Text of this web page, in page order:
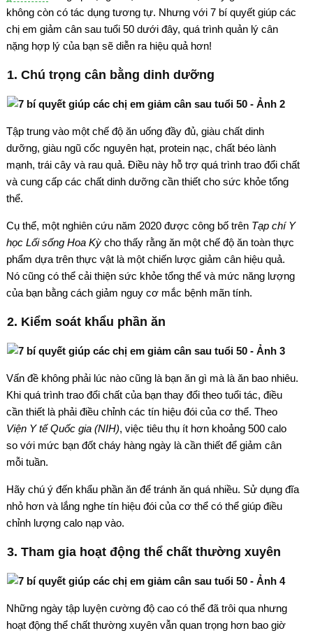
không còn có tác dụng tương tự. Nhưng với 7 bí quyết giúp các
chị em giảm cân sau tuổi 50 dưới đây, quá trình quản lý cân
nặng hợp lý của bạn sẽ diễn ra hiệu quả hơn!
1. Chú trọng cân bằng dinh dưỡng
Tập trung vào một chế độ ăn uống đầy đủ, giàu chất dinh
dưỡng, giàu ngũ cốc nguyên hạt, protein nạc, chất béo lành
mạnh, trái cây và rau quả. Điều này hỗ trợ quá trình trao đổi chất
và cung cấp các chất dinh dưỡng cần thiết cho sức khỏe tổng
thể.
Cụ thể, một nghiên cứu năm 2020 được công bố trên Tạp chí Y
học Lối sống Hoa Kỳ cho thấy rằng ăn một chế độ ăn toàn thực
phẩm dựa trên thực vật là một chiến lược giảm cân hiệu quả.
Nó cũng có thể cải thiện sức khỏe tổng thể và mức năng lượng
của bạn bằng cách giảm nguy cơ mắc bệnh mãn tính.
2. Kiểm soát khẩu phần ăn
Vấn đề không phải lúc nào cũng là bạn ăn gì mà là ăn bao nhiêu.
Khi quá trình trao đổi chất của bạn thay đổi theo tuổi tác, điều
cần thiết là phải điều chỉnh các tín hiệu đói của cơ thể. Theo
Viện Y tế Quốc gia (NIH), việc tiêu thụ ít hơn khoảng 500 calo
so với mức bạn đốt cháy hàng ngày là cần thiết để giảm cân
mỗi tuần.
Hãy chú ý đến khẩu phần ăn để tránh ăn quá nhiều. Sử dụng đĩa
nhỏ hơn và lắng nghe tín hiệu đói của cơ thể có thể giúp điều
chỉnh lượng calo nạp vào.
3. Tham gia hoạt động thể chất thường xuyên
Những ngày tập luyện cường độ cao có thể đã trôi qua nhưng
hoạt động thể chất thường xuyên vẫn quan trọng hơn bao giờ